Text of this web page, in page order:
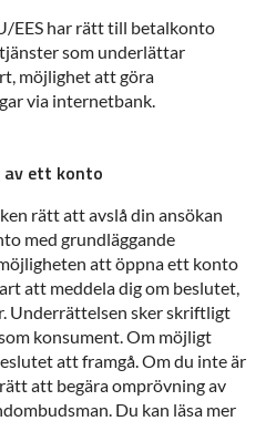
EES har rätt till betalkonto
som underlättar
möjlighet att göra
via internetbank.
av ett konto
rätt att avslå din ansökan
med grundläggande
att öppna ett konto
att meddela dig om beslutet,
Underrättelsen sker skriftligt
konsument. Om möjligt
att framgå. Om du inte är
att begära omprövning av
Du kan läsa mer